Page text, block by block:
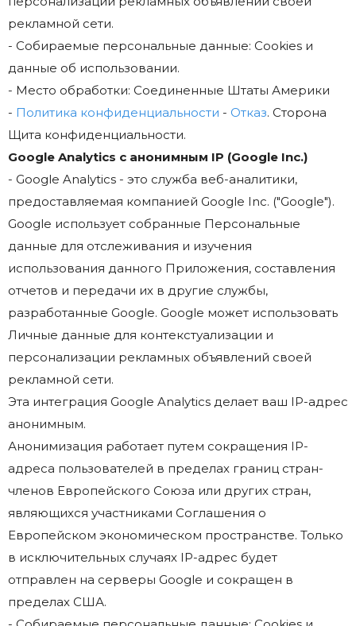
рекламной сети.
- Собираемые персональные данные: Cookies и
данные об использовании.
- Место обработки: Соединенные Штаты Америки
- Политика конфиденциальности - Отказ. Сторона
Щита конфиденциальности.
Google Analytics с анонимным IP (Google Inc.)
- Google Analytics - это служба веб-аналитики,
предоставляемая компанией Google Inc. ("Google").
Google использует собранные Персональные
данные для отслеживания и изучения
использования данного Приложения, составления
отчетов и передачи их в другие службы,
разработанные Google. Google может использовать
Личные данные для контекстуализации и
персонализации рекламных объявлений своей
рекламной сети.
Эта интеграция Google Analytics делает ваш IP-адрес
анонимным.
Анонимизация работает путем сокращения IP-
адреса пользователей в пределах границ стран-
членов Европейского Союза или других стран,
являющихся участниками Соглашения о
Европейском экономическом пространстве. Только
в исключительных случаях IP-адрес будет
отправлен на серверы Google и сокращен в
пределах США.